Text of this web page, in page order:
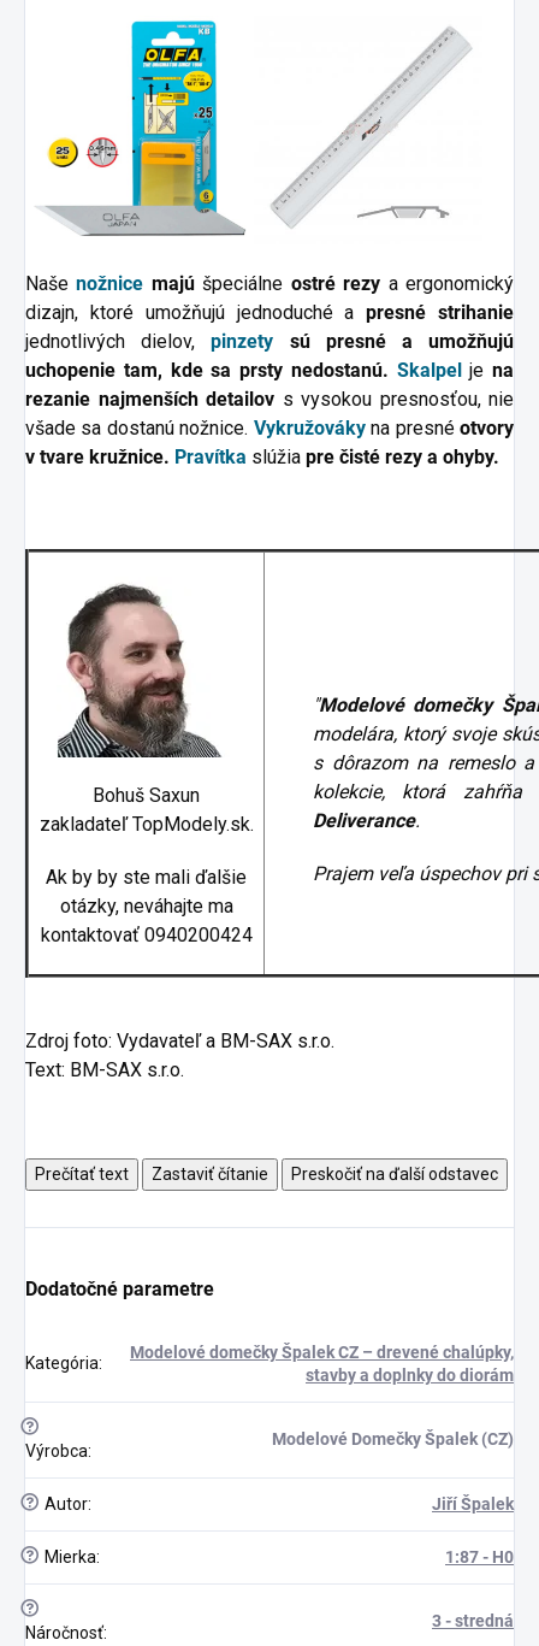
Našenožnice majúšpeciálne ostré rezy a ergonomický
dizajn, ktoré umožňujú jednoduché a presné strihanie
jednotlivých dielov,pinzety sú presné a umožňujú
uchopenie tam, kde sa prsty nedostanú. Skalpelje na
rezanie najmenších detailov s vysokou presnosťou, nie
všade sa dostanú nožnice. Vykružováky na presnéotvory
v tvare kružnice. Pravítka slúžia pre čisté rezy a ohyby.
Bohuš Saxun
zakladateľ TopModely.sk.
Ak by by ste mali ďalšie
otázky, neváhajte ma
kontaktovať 0940200424
"Modelové domečky
modelára, ktorý svoje
s dôrazom na remeslo
kolekcie, ktorá
Deliverance.
Prajem veľa úspechov pri
Zdroj foto: Vydavateľ a BM-SAX s.r.o.
Text: BM-SAX s.r.o.
Prečítať text Zastaviť čítanie Preskočiť na ďalší odstavec
Dodatočné parametre
Kategória:
Modelové domečky Špalek CZ – drevené chalúpky,
stavby a doplnky do diorám
?
Výrobca:
Modelové Domečky Špalek (CZ)
? Autor: Jiří Špalek
? Mierka: 1:87 - H0
?
Náročnosť:
3 - stredná